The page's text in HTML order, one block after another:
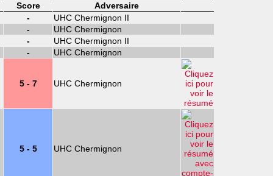
Score
Adversaire
-
UHC Chermignon II
-
UHC Chermignon
-
UHC Chermignon II
- UHC Chermignon
5 - 7 UHC Chermignon
5 - 5 UHC Chermignon